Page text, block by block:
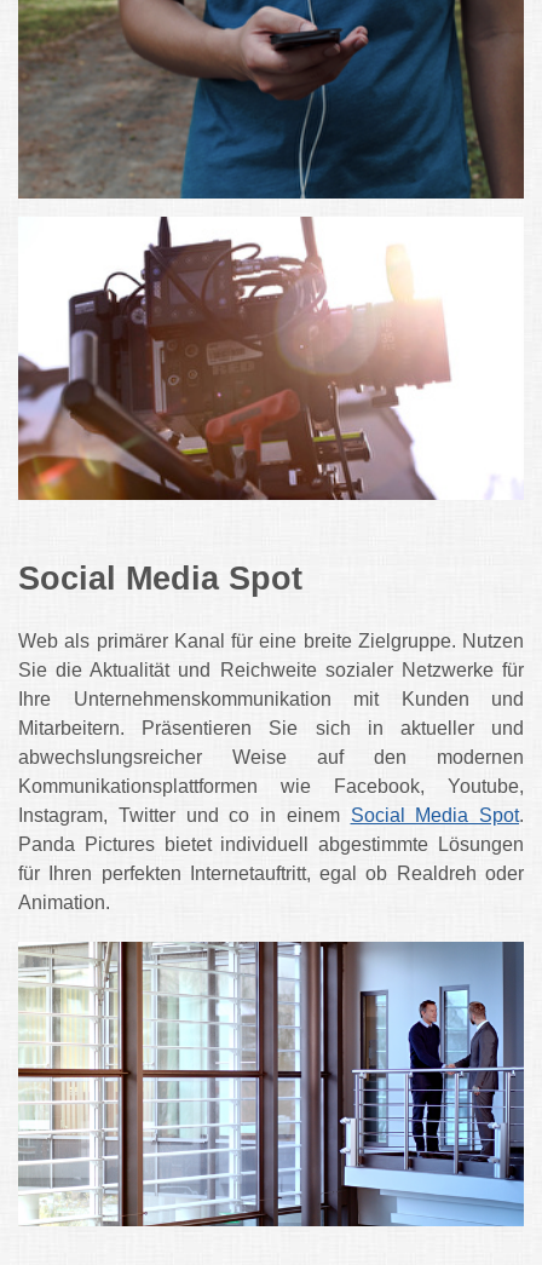
Social Media Spot
Web als primärer Kanal für eine breite Zielgruppe. Nutzen
Sie die Aktualität und Reichweite sozialer Netzwerke für
Ihre Unternehmenskommunikation mit Kunden und
Mitarbeitern. Präsentieren Sie sich in aktueller und
abwechslungsreicher Weise auf den modernen
Kommunikationsplattformen wie Facebook, Youtube,
Instagram, Twitter und co in einem Social Media Spot.
Panda Pictures bietet individuell abgestimmte Lösungen
für Ihren perfekten Internetauftritt, egal ob Realdreh oder
Animation.